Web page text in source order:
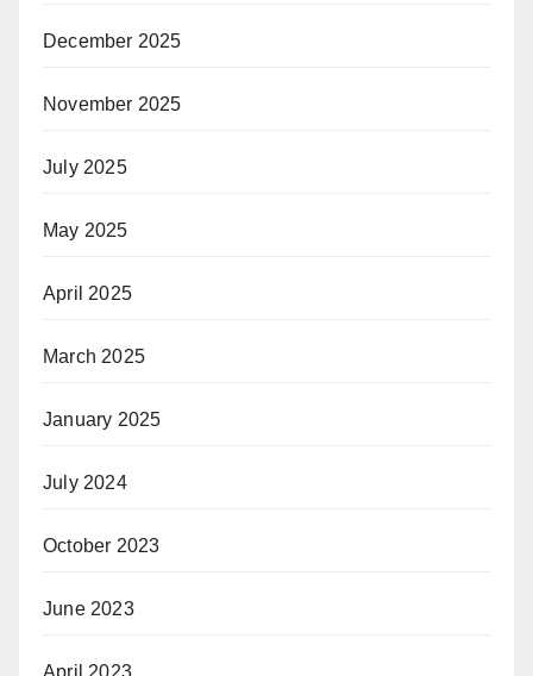
December 2025
November 2025
July 2025
May 2025
April 2025
March 2025
January 2025
July 2024
October 2023
June 2023